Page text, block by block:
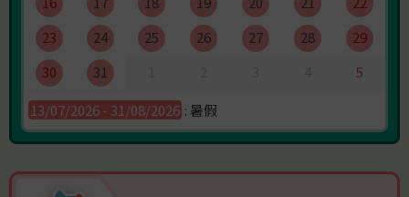
23
24 25 26 27 28
29
30
31
5
13/07/2026 - 31/08/2026 : 暑假